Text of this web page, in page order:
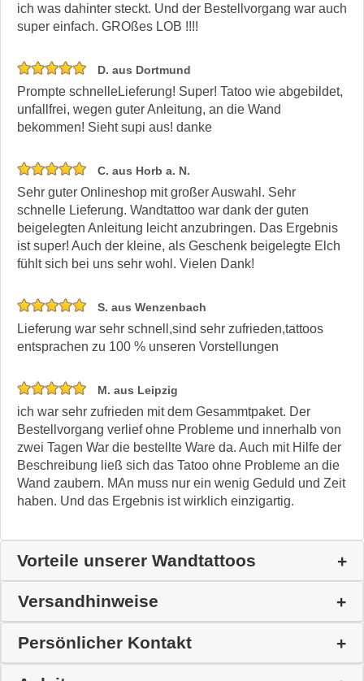
ich was dahinter steckt. Und der Bestellvorgang war auch
super einfach. GROßes LOB !!!!
D. aus Dortmund
Prompte schnelleLieferung! Super! Tatoo wie abgebildet,
unfallfrei, wegen guter Anleitung, an die Wand
bekommen! Sieht supi aus! danke
C. aus Horb a. N.
Sehr guter Onlineshop mit großer Auswahl. Sehr
schnelle Lieferung. Wandtattoo war dank der guten
beigelegten Anleitung leicht anzubringen. Das Ergebnis
ist super! Auch der kleine, als Geschenk beigelegte Elch
fühlt sich bei uns sehr wohl. Vielen Dank!
S. aus Wenzenbach
Lieferung war sehr schnell,sind sehr zufrieden,tattoos
entsprachen zu 100 % unseren Vorstellungen
M. aus Leipzig
ich war sehr zufrieden mit dem Gesammtpaket. Der
Bestellvorgang verlief ohne Probleme und innerhalb von
zwei Tagen War die bestellte Ware da. Auch mit Hilfe der
Beschreibung ließ sich das Tatoo ohne Probleme an die
Wand zaubern. MAn muss nur ein wenig Geduld und Zeit
haben. Und das Ergebnis ist wirklich einzigartig.
Vorteile unserer Wandtattoos
Versandhinweise
Persönlicher Kontakt